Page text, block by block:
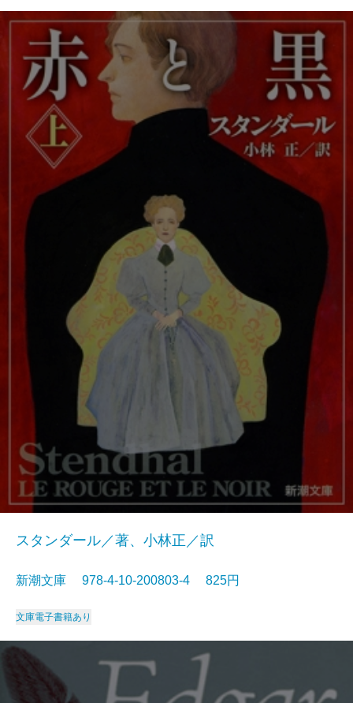
スタンダール／著、小林正／訳
新潮文庫 978-4-10-200803-4 825円
文庫電子書籍あり